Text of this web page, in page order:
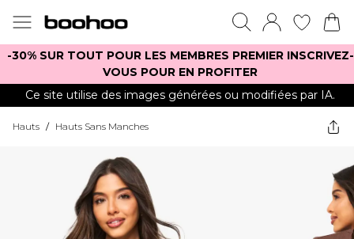
-30% SUR TOUT POUR LES MEMBRES PREMIER INSCRIVEZ-
VOUS POUR EN PROFITER
Ce site utilise des images générées ou modifiées par IA.
Hauts / Hauts Sans Manches